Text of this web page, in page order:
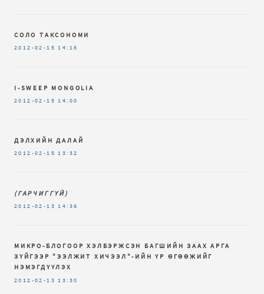
СОЛО ТАКСОНОМИ
2012-02-15 14:16
I-SWEEP MONGOLIA
2012-02-15 14:00
ДЭЛХИЙН ДАЛАЙ
2012-02-15 13:32
(ГАРЧИГГҮЙ)
2012-02-13 14:36
МИКРО-БЛОГООР ХЭЛБЭРЖСЭН БАГШИЙН ЗААХ АРГА
ЗҮЙГЭЭР "ЭЭЛЖИТ ХИЧЭЭЛ"-ИЙН ҮР ӨГӨӨЖИЙГ
НЭМЭГДҮҮЛЭХ
2012-02-13 13:30